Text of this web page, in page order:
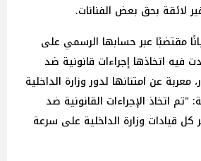
لائقة بحق بعض الفنانات.
مقتضبًا عبر حسابها الرسمي على
اتخاذها إجراءات قانونية ضد
عن امتنانها لدور وزارة الداخلية
"تم اتخاذ الإجراءات القانونية ضد
قيادات وزارة الداخلية على سرعة